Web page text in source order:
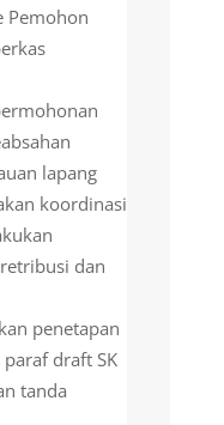
Pemohon
lapang
koordinasi
dan
penetapan
draft SK
tanda